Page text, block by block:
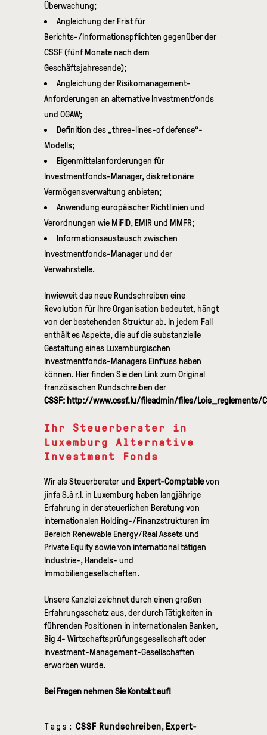
Überwachung;
Angleichung der Frist für
Berichts-/Informationspflichten gegenüber der
CSSF (fünf Monate nach dem
Geschäftsjahresende);
Angleichung der Risikomanagement-
Anforderungen an alternative Investmentfonds
und OGAW;
Definition des „three-lines-of defense“-
Modells;
Eigenmittelanforderungen für
Investmentfonds-Manager, diskretionäre
Vermögensverwaltung anbieten;
Anwendung europäischer Richtlinien und
Verordnungen wie MiFID, EMIR und MMFR;
Informationsaustausch zwischen
Investmentfonds-Manager und der
Verwahrstelle.
Inwieweit das neue Rundschreiben eine
Revolution für Ihre Organisation bedeutet, hängt
von der bestehenden Struktur ab. In jedem Fall
enthält es Aspekte, die auf die substanzielle
Gestaltung eines Luxemburgischen
Investmentfonds-Managers Einfluss haben
können. Hier finden Sie den Link zum Original
französischen Rundschreiben der
CSSF: http://www.cssf.lu/fileadmin/files/
Ihr Steuerberater in
Luxemburg Alternative
Investment Fonds
Wir als Steuerberater und Expert-Comptablevon
jinfa S.à r.l. in Luxemburg haben langjährige
Erfahrung in der steuerlichen Beratung von
internationalen Holding-/Finanzstrukturen im
Bereich Renewable Energy/Real Assets und
Private Equity sowie von international tätigen
Industrie-, Handels- und
Immobiliengesellschaften.
Unsere Kanzlei zeichnet durch einen großen
Erfahrungsschatz aus, der durch Tätigkeiten in
führenden Positionen in internationalen Banken,
Big 4- Wirtschaftsprüfungsgesellschaft oder
Investment-Management-Gesellschaften
erworben wurde.
Bei Fragen nehmen Sie Kontakt auf!
Tags: CSSF Rundschreiben,Expert-